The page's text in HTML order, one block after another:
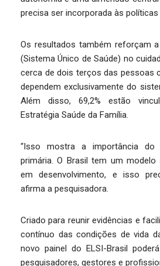
precisa ser incorporada às políticas
Os resultados também reforçam
(Sistema Único de Saúde) no
cerca de dois terços das pessoas
dependem exclusivamente do
Além disso, 69,2% estão
Estratégia Saúde da Família.
“Isso mostra a importância do
primária. O Brasil tem um modelo
em desenvolvimento, e isso
afirma a pesquisadora.
Criado para reunir evidências e
contínuo das condições de vida
novo painel do ELSI-Brasil
pesquisadores, gestores e